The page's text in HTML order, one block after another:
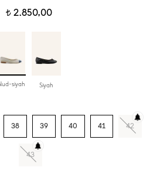
t2.850,00
siyah Siyah
38 39 40 41 42
43